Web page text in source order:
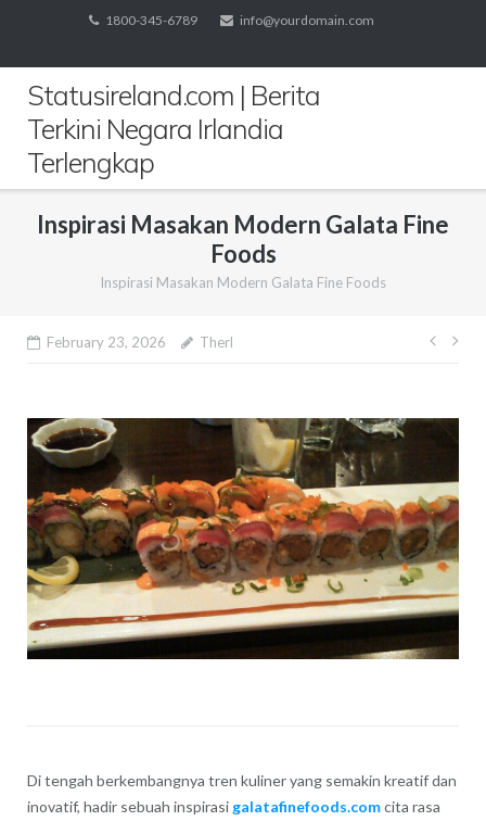
content
1800-345-6789 info@yourdomain.com
Statusireland.com | Berita
Terkini Negara Irlandia
Terlengkap
Inspirasi Masakan Modern Galata Fine
Foods
Inspirasi Masakan Modern Galata Fine Foods
February 23, 2026 Therl
Post
Di tengah berkembangnya tren kuliner yang semakin kreatif dan
inovatif, hadir sebuah inspirasi galatafinefoods.comcita rasa